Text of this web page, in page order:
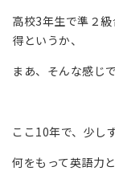
高校3年生で準２
得というか、
まあ、そんな感じ
ここ10年で、少し
何をもって英語力